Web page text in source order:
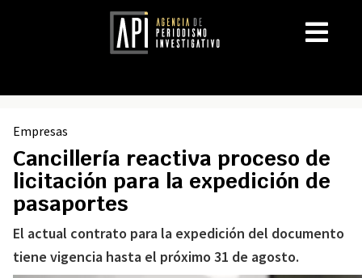
Empresas
Cancillería reactiva proceso de
licitación para la expedición de
pasaportes
El actual contrato para la expedición del documento
tiene vigencia hasta el próximo 31 de agosto.